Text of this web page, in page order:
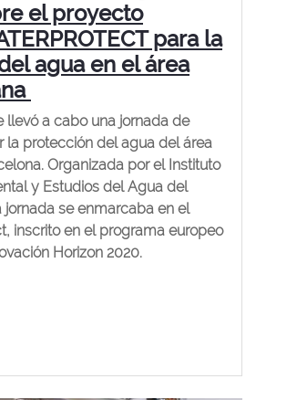
el proyecto
para la
agua en el área
llevó a cabo una jornada de
la protección del agua del área
Organizada por el Instituto
y Estudios del Agua del
jornada se enmarcaba en el
inscrito en el programa europeo
Horizon 2020.